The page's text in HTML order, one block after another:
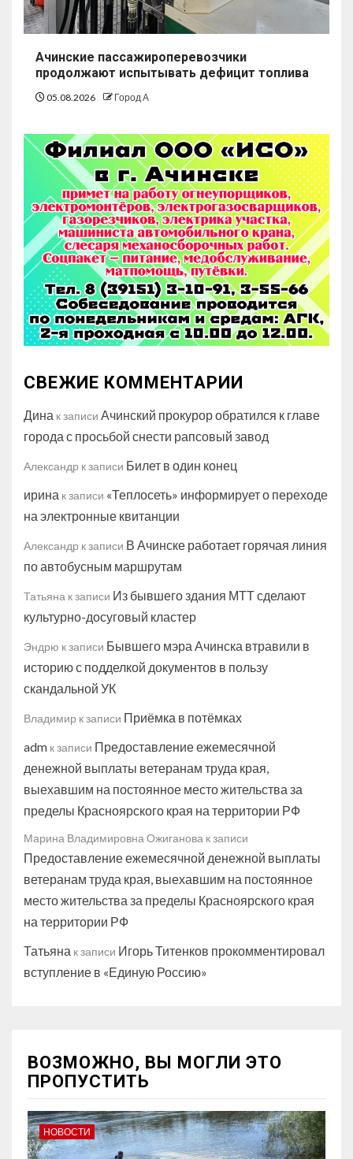
Ачинские пассажироперевозчики
продолжают испытывать дефицит топлива
05.08.2026 Город А
СВЕЖИЕ КОММЕНТАРИИ
Дина к записи Ачинский прокурор обратился к главе
города с просьбой снести рапсовый завод
Александр к записи Билет в один конец
ирина к записи «Теплосеть» информирует о переходе
на электронные квитанции
Александр к записи В Ачинске работает горячая линия
по автобусным маршрутам
Татьяна к записи Из бывшего здания МТТ сделают
культурно-досуговый кластер
Эндрю к записи Бывшего мэра Ачинска втравили в
историю с подделкой документов в пользу
скандальной УК
Владимир к записи Приёмка в потёмках
adm к записи Предоставление ежемесячной
денежной выплаты ветеранам труда края,
выехавшим на постоянное место жительства за
пределы Красноярского края на территории РФ
Марина Владимировна Ожиганова к записи
Предоставление ежемесячной денежной выплаты
ветеранам труда края, выехавшим на постоянное
место жительства за пределы Красноярского края
на территории РФ
Татьяна к записи Игорь Титенков прокомментировал
вступление в «Единую Россию»
ВОЗМОЖНО, ВЫ МОГЛИ ЭТО
ПРОПУСТИТЬ
НОВОСТИ